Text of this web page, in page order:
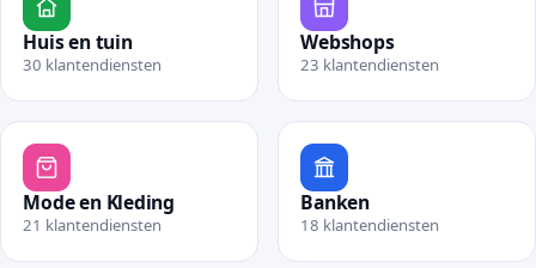
Huis en tuin
30 klantendiensten
Bekijk rubriek Huis en tuin
Webshops
23 klantendiensten
Bekijk rubriek Webshops
Mode en Kleding
21 klantendiensten
Bekijk rubriek Mode en Kleding
Banken
18 klantendiensten